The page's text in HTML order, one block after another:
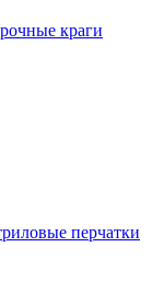
краги
перчатки